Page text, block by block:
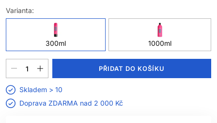
Varianta:
300ml 1000ml
PŘIDAT DO KOŠÍKU
Skladem > 10
Doprava ZDARMA nad 2 000 Kč